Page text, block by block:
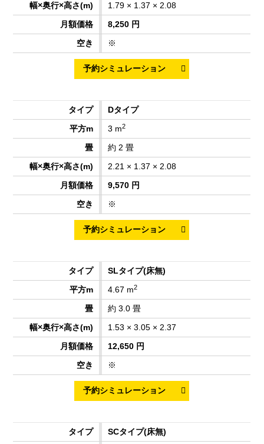
1.79 × 1.37 × 2.08
8,250 円
※
Dタイプ
3 m2
約 2 畳
2.21 × 1.37 × 2.08
9,570 円
※
SLタイプ(床無)
4.67 m2
約 3.0 畳
1.53 × 3.05 × 2.37
12,650 円
※
SCタイプ(床無)